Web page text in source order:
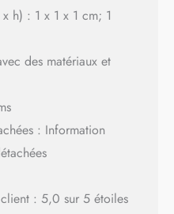
h) : 1 x 1 x 1 cm; 1
des matériaux et
: Information
: 5,0 sur 5 étoiles